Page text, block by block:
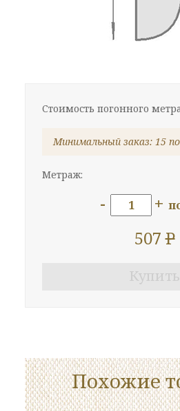
Стоимость погонного
Минимальный заказ: 15
Метраж:
- +
507P
Купить
Похожие